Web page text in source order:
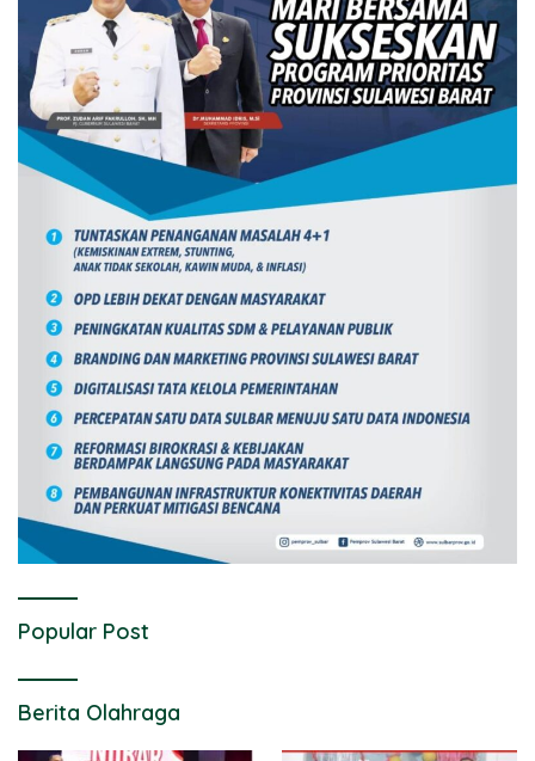
Popular Post
Berita Olahraga